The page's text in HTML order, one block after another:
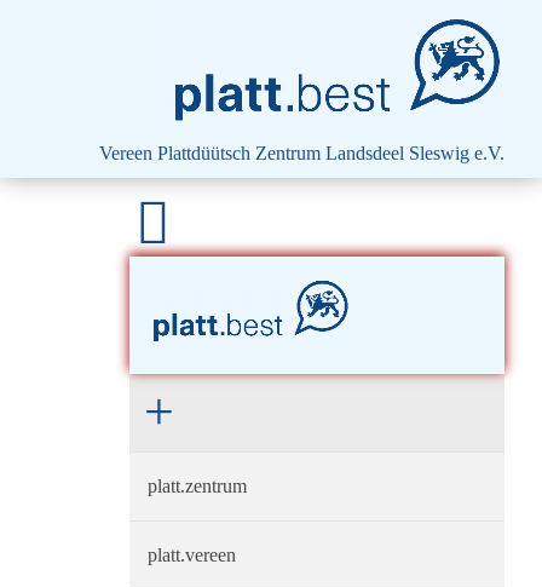
platt.best - Drift vun Harten
Vereen Plattdüütsch ZentrumLandsdeel Sleswig e.V.
platt.zentrum
platt.vereen